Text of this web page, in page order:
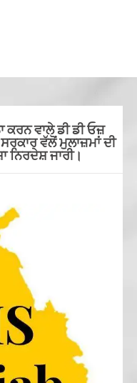
ਕਰਨ ਵਾਲੇ ਡੀ ਡੀ ਓਜ਼
ਵੱਲੋਂ ਮੁਲਾਜ਼ਮਾਂ ਦੀ
ਨਿਰਦੇਸ਼ ਜਾਰੀ।